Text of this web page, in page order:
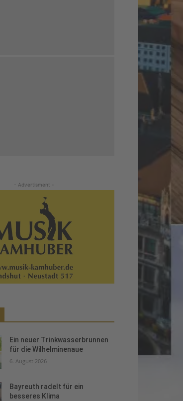
- Advertisment -
Ein neuer Trinkwasserbrunnen
für die Wilhelminenaue
6. August 2026
Bayreuth radelt für ein
besseres Klima